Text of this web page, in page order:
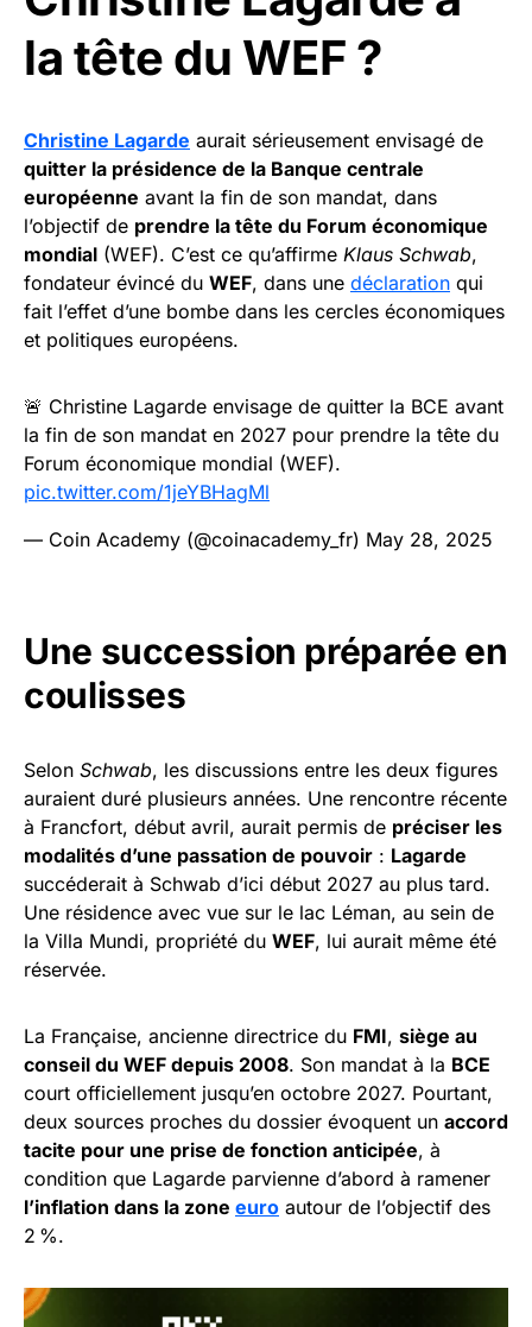
la tête du WEF ?
Christine Lagarde aurait sérieusement envisagé de
quitter la présidence de la Banque centrale
européenne avant la fin de son mandat, dans
l’objectif de prendre la tête du Forum économique
mondial (WEF). C’est ce qu’affirme Klaus Schwab,
fondateur évincé du WEF, dans une déclaration qui
fait l’effet d’une bombe dans les cercles économiques
et politiques européens.
🚨 Christine Lagarde envisage de quitter la BCE avant
la fin de son mandat en 2027 pour prendre la tête du
Forum économique mondial (WEF).
pic.twitter.com/1jeYBHagMl
— Coin Academy (@coinacademy_fr) May 28, 2025
Une succession préparée en
coulisses
Selon Schwab, les discussions entre les deux figures
auraient duré plusieurs années. Une rencontre récente
à Francfort, début avril, aurait permis de préciser les
modalités d’une passation de pouvoir : Lagarde
succéderait à Schwab d’ici début 2027 au plus tard.
Une résidence avec vue sur le lac Léman, au sein de
la Villa Mundi, propriété du WEF, lui aurait même été
réservée.
La Française, ancienne directrice du FMI, siège au
conseil du WEF depuis 2008. Son mandat à la BCE
court officiellement jusqu’en octobre 2027. Pourtant,
deux sources proches du dossier évoquent un accord
tacite pour une prise de fonction anticipée, à
condition que Lagarde parvienne d’abord à ramener
l’inflation dans la zone euro autour de l’objectif des
2 %.